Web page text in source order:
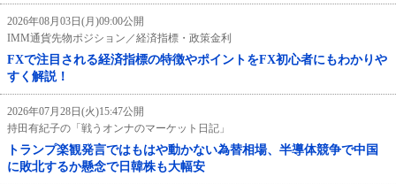
2026年08月03日(月)09:00公開
IMM通貨先物ポジション／経済指標・政策金利
FXで注目される経済指標の特徴やポイントをFX初心者にもわかりや
すく解説！
2026年07月28日(火)15:47公開
持田有紀子の「戦うオンナのマーケット日記」
トランプ楽観発言ではもはや動かない為替相場、半導体競争で中国
に敗北するか懸念で日韓株も大幅安